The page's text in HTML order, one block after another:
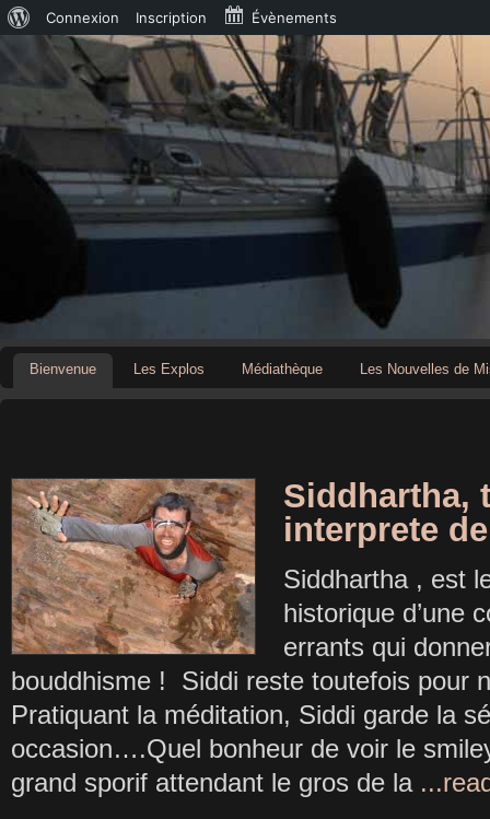
Bienvenue Les Explos Médiathèque Les Nouvelles de
Siddhartha,
interprete
Siddhartha , est
historique d’une
errants qui
bouddhisme ! Siddi reste toutefois pour
Pratiquant la méditation, Siddi garde la
occasion….Quel bonheur de voir le
grand sporif attendant le gros de la
propos
de
WordPress
Connexion Inscription Évènements